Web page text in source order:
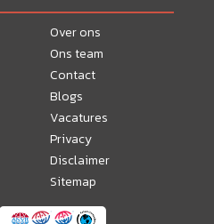
Over ons
Ons team
Contact
Blogs
Vacatures
Privacy
Disclaimer
Sitemap